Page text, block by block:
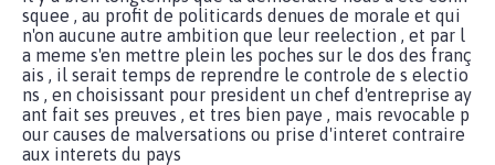
squee , au profit de politicards denues de morale et qui
n'on aucune autre ambition que leur reelection , et par l
a meme s'en mettre plein les poches sur le dos des franç
ais , il serait temps de reprendre le controle de s electio
ns , en choisissant pour president un chef d'entreprise ay
ant fait ses preuves , et tres bien paye , mais revocable p
our causes de malversations ou prise d'interet contraire
aux interets du pays